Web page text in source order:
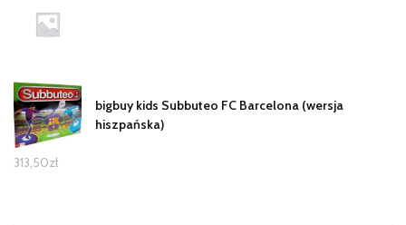
bigbuy kids Subbuteo FC Barcelona (wersja
hiszpańska)
313,50zł